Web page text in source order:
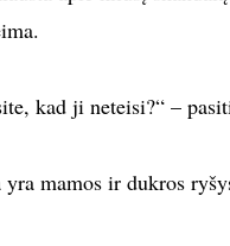
kad ji neteisi?“ –
yra mamos ir dukros